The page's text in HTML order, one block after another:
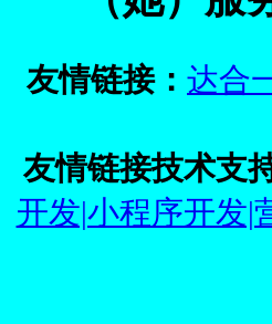
友情链接： 达合
友情链接技术支
开发|小程序开发|